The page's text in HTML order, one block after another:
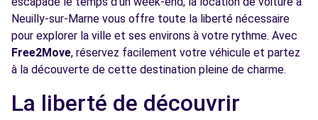
Voir l'agence
Free2Move Rent - SACAM - NOISY-LE-SEC 5.3
16 AVENUE DE ROSNY
Neuilly-sur-Marne vous offre toute la liberté nécessaire
pour explorer la ville et ses environs à votre rythme. Avec
Free2Move, réservez facilement votre véhicule et partez
à la découverte de cette destination pleine de charme.
La liberté de découvrir